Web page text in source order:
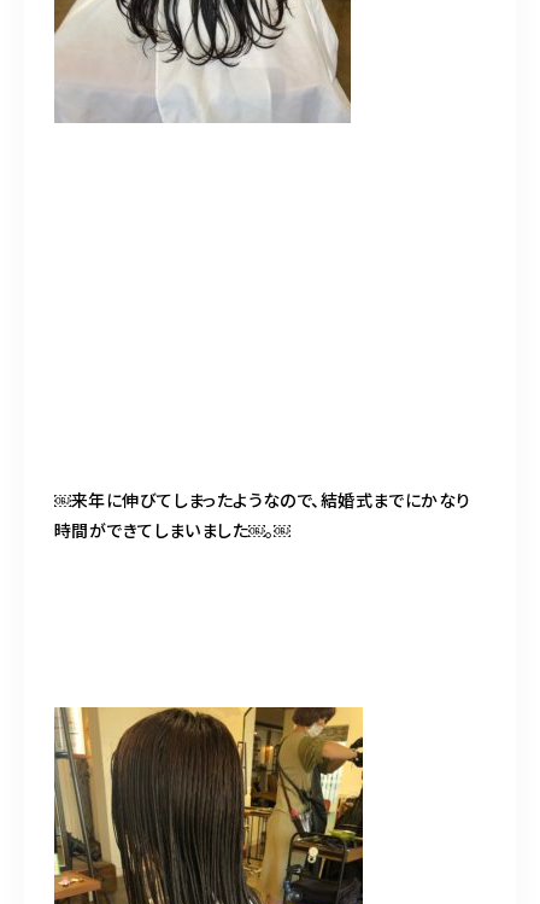
￼来年に伸びてしまったようなので、結婚式までにかなり
時間ができてしまいました￼。￼